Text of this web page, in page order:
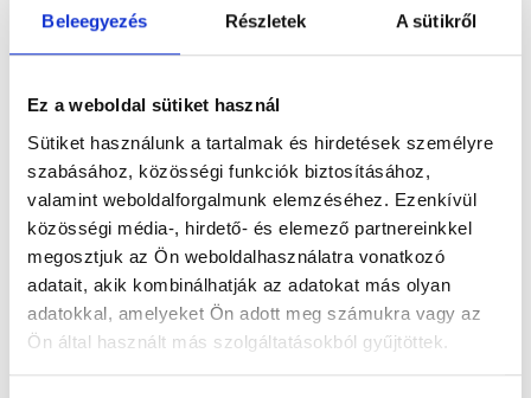
Beleegyezés Részletek A sütikről
Ez a weboldal sütiket használ
Sütiket használunk a tartalmak és hirdetések személyre
szabásához, közösségi funkciók biztosításához,
valamint weboldalforgalmunk elemzéséhez. Ezenkívül
közösségi média-, hirdető- és elemező partnereinkkel
megosztjuk az Ön weboldalhasználatra vonatkozó
adatait, akik kombinálhatják az adatokat más olyan
adatokkal, amelyeket Ön adott meg számukra vagy az
Ön által használt más szolgáltatásokból gyűjtöttek.
magánorvosokhoz most!
Válassz szakterületet
Válassz helyszínt